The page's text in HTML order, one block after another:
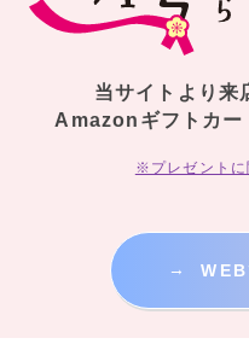
当サイトより来
Amazonギフトカー
※プレゼントに
→